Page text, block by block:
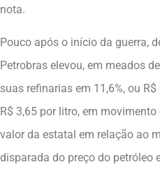
nota.
Pouco após o início da guerra,
Petrobras elevou, em meados
suas refinarias em 11,6%, ou
R$ 3,65 por litro, em
valor da estatal em relação ao
disparada do preço do petróleo